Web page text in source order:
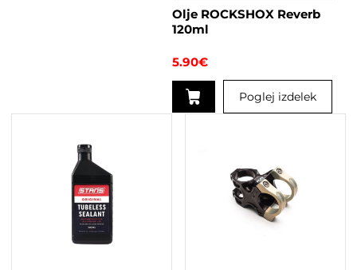
Olje ROCKSHOX Reverb
120ml
5.90€
Poglej izdelek